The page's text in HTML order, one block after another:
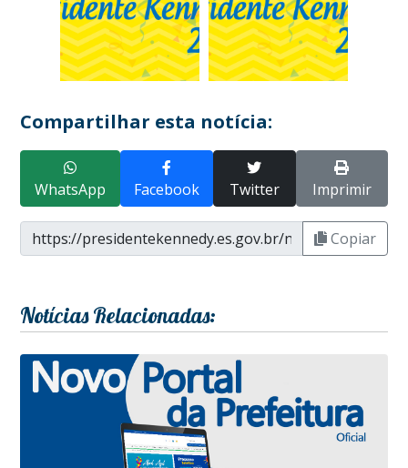
Compartilhar esta notícia:
WhatsApp Facebook Twitter Imprimir
Copiar
Notícias Relacionadas: